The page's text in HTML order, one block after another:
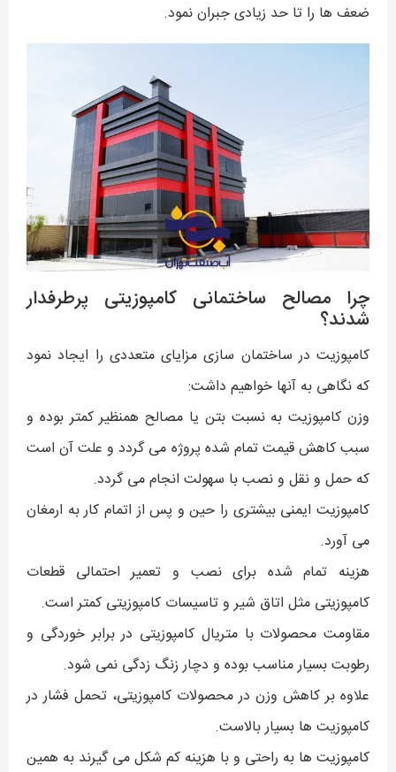
ضعف ها را تا حد زیادی جبران نمود.
چرا مصالح ساختمانی کامپوزیتی پرطرفدار
شدند؟
کامپوزیت در ساختمان سازی مزایای متعددی را ایجاد نمود
که نگاهی به آنها خواهیم داشت:
وزن کامپوزیت به نسبت بتن یا مصالح همنظیر کمتر بوده و
سبب کاهش قیمت تمام شده پروژه می گردد و علت آن است
که حمل و نقل و نصب با سهولت انجام می گردد.
کامپوزیت ایمنی بیشتری را حین و پس از اتمام کار به ارمغان
می آورد.
هزینه تمام شده برای نصب و تعمیر احتمالی قطعات
کامپوزیتی مثل اتاق شیر و تاسیسات کامپوزیتی کمتر است.
مقاومت محصولات با متریال کامپوزیتی در برابر خوردگی و
رطوبت بسیار مناسب بوده و دچار زنگ زدگی نمی شود.
علاوه بر کاهش وزن در محصولات کامپوزیتی، تحمل فشار در
کامپوزیت ها بسیار بالاست.
کامپوزیت ها به راحتی و با هزینه کم شکل می گیرند به همین